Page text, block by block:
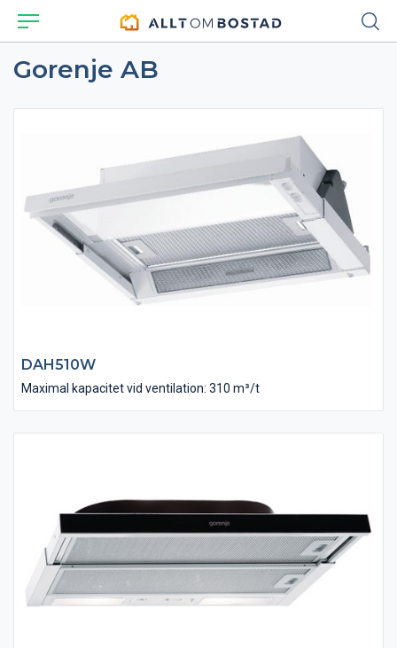
Gorenje AB
DAH510W
Maximal kapacitet vid ventilation: 310 m³/t